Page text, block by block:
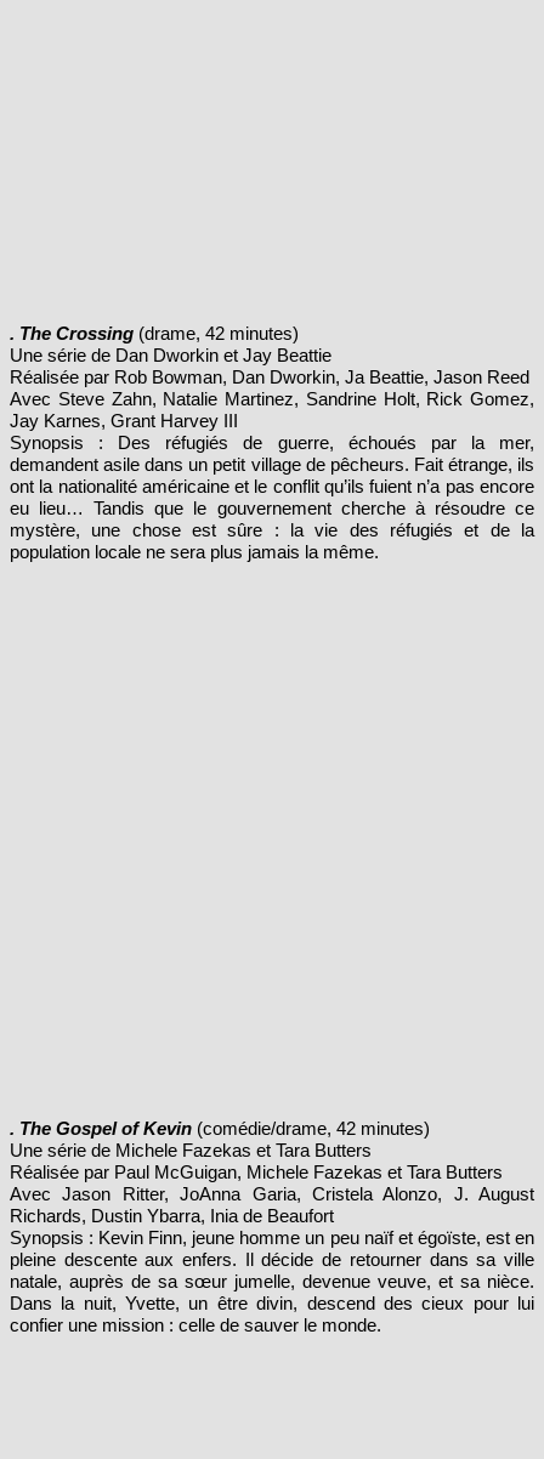
Une série de Dan Dworkin et Jay Beattie
Réalisée par Rob Bowman, Dan Dworkin, Ja Beattie, Jason Reed
Avec Steve Zahn, Natalie Martinez, Sandrine Holt, Rick Gomez,
Jay Karnes, Grant Harvey III
Synopsis : Des réfugiés de guerre, échoués par la mer,
demandent asile dans un petit village de pêcheurs. Fait étrange, ils
ont la nationalité américaine et le conflit qu’ils fuient n’a pas encore
eu lieu… Tandis que le gouvernement cherche à résoudre ce
mystère, une chose est sûre : la vie des réfugiés et de la
population locale ne sera plus jamais la même.
Une série de Michele Fazekas et Tara Butters
Réalisée par Paul McGuigan, Michele Fazekas et Tara Butters
Avec Jason Ritter, JoAnna Garia, Cristela Alonzo, J. August
Richards, Dustin Ybarra, Inia de Beaufort
Synopsis : Kevin Finn, jeune homme un peu naïf et égoïste, est en
pleine descente aux enfers. Il décide de retourner dans sa ville
natale, auprès de sa sœur jumelle, devenue veuve, et sa nièce.
Dans la nuit, Yvette, un être divin, descend des cieux pour lui
confier une mission : celle de sauver le monde.